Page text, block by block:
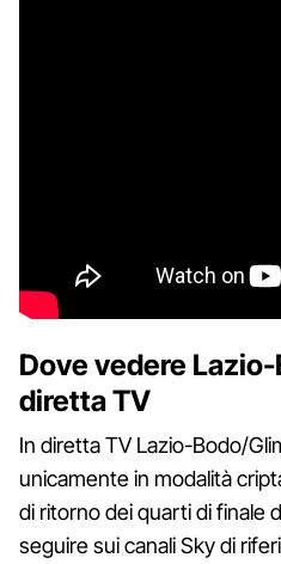
Dove vedere
diretta TV
In diretta TV Lazio-Bodo/
unicamente in modalità
di ritorno dei quarti di finale
seguire sui canali Sky di